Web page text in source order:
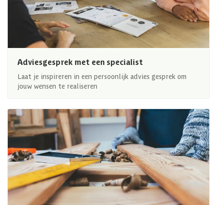
Adviesgesprek met een specialist
Laat je inspireren in een persoonlijk advies gesprek om
jouw wensen te realiseren